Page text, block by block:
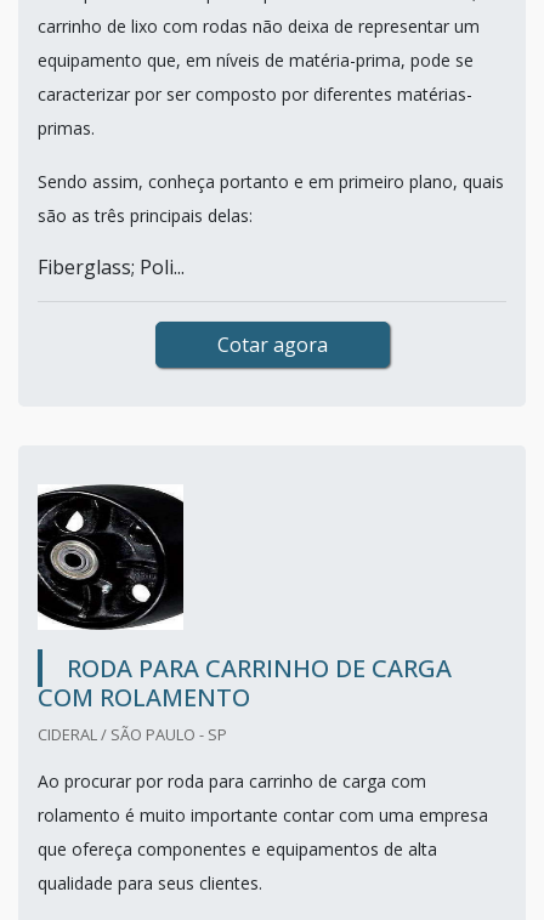
carrinho de lixo com rodas não deixa de representar um
equipamento que, em níveis de matéria-prima, pode se
caracterizar por ser composto por diferentes matérias-
primas.
Sendo assim, conheça portanto e em primeiro plano, quais
são as três principais delas:
Fiberglass; Poli...
Cotar agora
RODA PARA CARRINHO DE CARGA
COM ROLAMENTO
CIDERAL / SÃO PAULO - SP
Ao procurar por roda para carrinho de carga com
rolamento é muito importante contar com uma empresa
que ofereça componentes e equipamentos de alta
qualidade para seus clientes.